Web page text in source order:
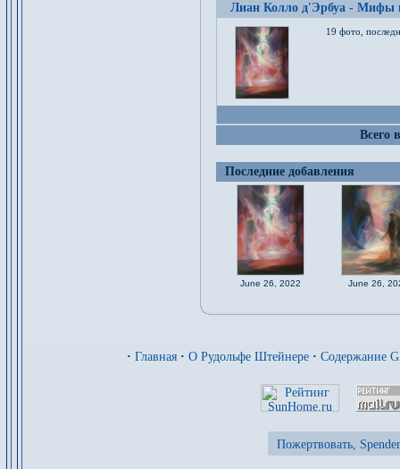
Лиан Колло д'Эрбуа - Мифы
19 фото,
Всего
Последние добавления
June 26, 2022 June 26,
· Главная · О Рудольфе Штейнере · Содержание
Пожертвовать,